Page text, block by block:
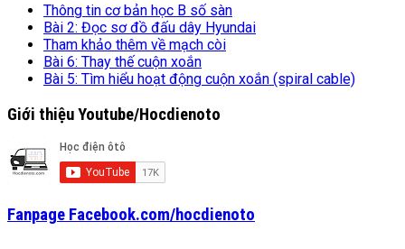
Thông tin cơ bản học B số sàn
Bài 2: Đọc sơ đồ đấu dây Hyundai
Tham khảo thêm về mạch còi
Bài 6: Thay thế cuộn xoắn
Bài 5: Tìm hiểu hoạt động cuộn xoắn (spiral cable)
Giới thiệu Youtube/Hocdienoto
Fanpage Facebook.com/hocdienoto